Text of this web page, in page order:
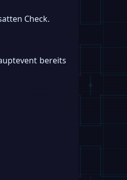
Check.
bereits